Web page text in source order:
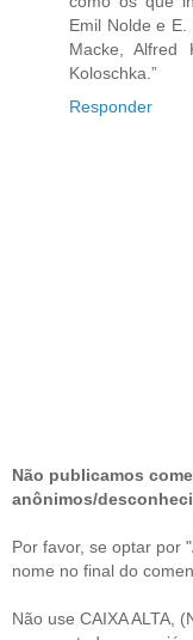
Emil Nolde e
Macke, Alfred
Koloschka.”
Responder
Não publicamos
anônimos/
Por favor, se optar por
nome no final do
Não use CAIXA ALTA,